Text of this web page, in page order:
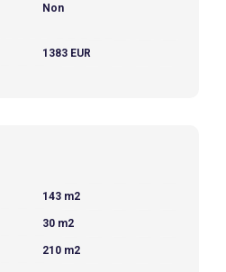
Non
1383 EUR
143 m2
30 m2
210 m2